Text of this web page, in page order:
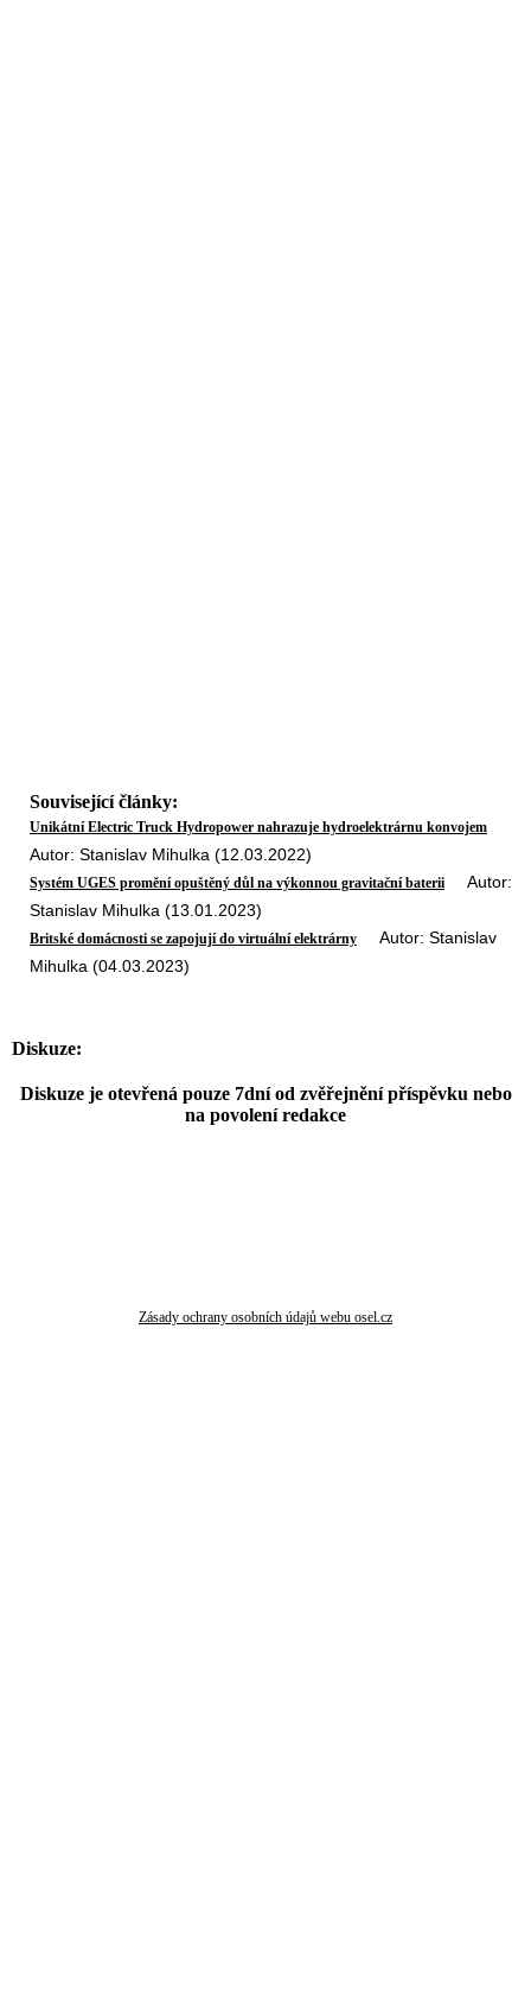
Související články:
Unikátní Electric Truck Hydropower nahrazuje hydroelektrárnu konvojem
Autor: Stanislav Mihulka (12.03.2022)
Systém UGES promění opuštěný důl na výkonnou gravitační baterii Autor:
Stanislav Mihulka (13.01.2023)
Britské domácnosti se zapojují do virtuální elektrárny Autor: Stanislav
Mihulka (04.03.2023)
Diskuze:
Diskuze je otevřená pouze 7dní od zvěřejnění příspěvku nebo
na povolení redakce
Zásady ochrany osobních údajů webu osel.cz